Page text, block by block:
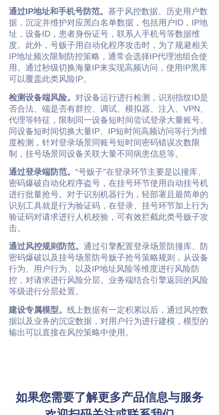
通过IP地址和手机号防范。 基于风控数据、历史用户数
据，沉淀并维护对应黑白名单数据，包括用户ID，IP地
址，设备ID，患者身份证号，联系人手机号等数据维
度。此外，号贩子用自动化程序攻击时，为了规避相关
IP地址频次限制防控策略，通常会选择IP代理池组合使
用。通过秒级切换海量IP来实现高频访问，使用IP黑库
可以覆盖此类风险IP。
检测设备端风险。 对设备运行进行检测，识别指纹ID是
否合法、端是否有群控、调试、模拟器、注入、VPN、
代理等特征，限制同一设备短时间尝试登录大量账号、
同设备短时间切换大量IP、IP短时间高频访问等行为维
度检测，针对登录场景同账号短时间密码错误次数限
制，挂号场景同设备关联大量不同病患信息等。
通过登录端防范。 “号贩子”在登录环节主要是以撞库、
密码爆破自动化程序盗号，在挂号环节使用自动挂号机
进行批量抢号。对于识别机器行为，轻部署且最简单的
识别工具就是行为验证码，在登录、挂号环节加上行为
验证码对请求进行人机校验，可有效拦截此类号贩子攻
击。
通过风控规则防范。 通过引擎配置登录场景防撞库、防
密码爆破以及挂号场景防号贩子抢号策略规则，从设备
行为、用户行为、以及IP地址风险等维度进行风险防
控，对请求进行风险分层。业务端结合引擎返回的风险
等级进行分层处置。
建设专属模型。 线上数据有一定积累以后，通过风控数
据以及业务的沉淀数据，对用户行为进行建模，模型的
输出可以直接在风控策略中使用。
如果您需要了解更多产品信息与服务